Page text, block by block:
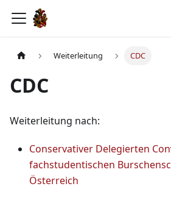
Weiterleitung CDC
CDC
Weiterleitung nach:
Conservativer Delegierten
fachstudentischen
Österreich